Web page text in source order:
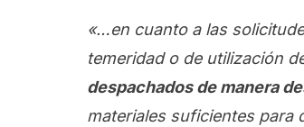
«…en cuanto a las solicitud
temeridad o de utilización
despachadosde manera
materiales suficientes para